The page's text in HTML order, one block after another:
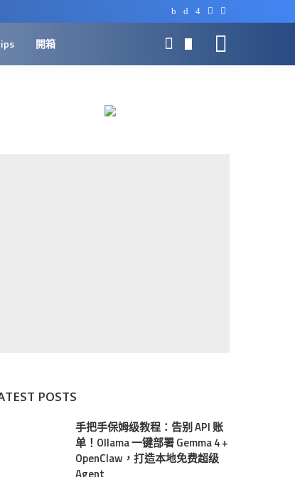
開箱
POSTS
手把手保姆级教程：告别 API 账
单！Ollama 一键部署 Gemma 4 +
OpenClaw，打造本地免费超级